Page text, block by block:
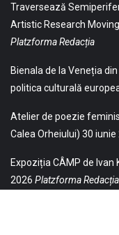
Traversează
Artistic Research
Platzforma Redacția
Bienala de la Veneția
politica culturală
Atelier de poezie
Calea Orheiului) 30 iunie
Expoziția CÂMP de Ivan
2026 Platzforma Redacția